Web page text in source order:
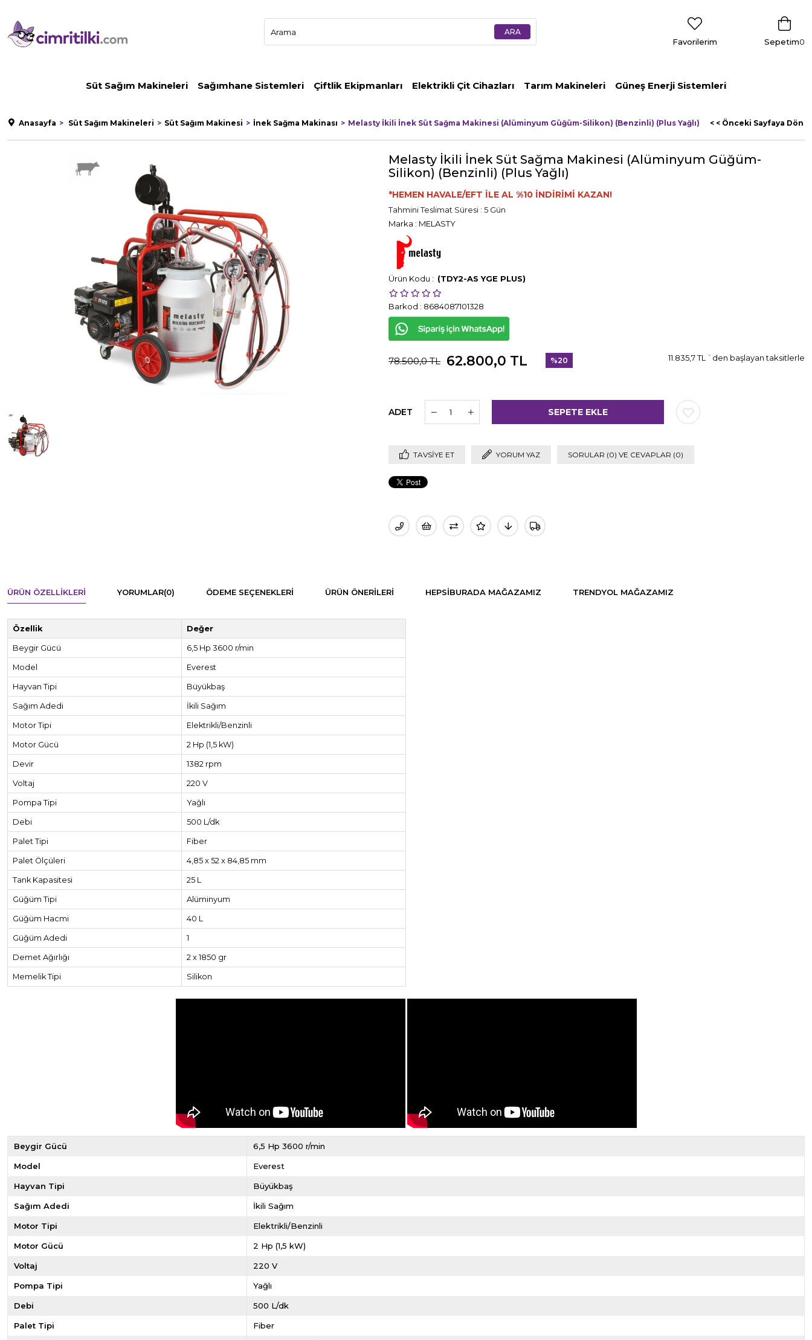
Sepetim0
Favorilerim
Süt Sağım Makineleri Sağımhane Sistemleri Çiftlik Ekipmanları Elektrikli Çit Cihazları Tarım Makineleri Güneş Enerji Sistemleri
Anasayfa Süt Sağım Makineleri Süt Sağım Makinesi İnek Sağma Makinası Melasty İkili İnek Süt Sağma Makinesi (Alüminyum Güğüm-Silikon) (Benzinli) (Plus Yağlı) < < Önceki Sayfaya Dön
Melasty İkili İnek Süt Sağma Makinesi (Alüminyum Güğüm-
Silikon) (Benzinli) (Plus Yağlı)
*HEMEN HAVALE/EFT İLE AL %10 İNDİRİMİ KAZAN!
Tahmini Teslimat Süresi : 5 Gün
Marka : MELASTY
(TDY2-AS YGE PLUS)
Barkod : 8684087101328
78.500,0 TL 62.800,0 TL %20
11.835,7 TL `den başlayan taksitlerle
ADET
TAVSIYE ET YORUM YAZ SORULAR (0) VE CEVAPLAR (0)
ÜRÜN ÖZELLIKLERI YORUMLAR(0) ÖDEME SEÇENEKLERI ÜRÜN ÖNERILERI HEPSIBURADA MAĞAZAMIZ TRENDYOL MAĞAZAMIZ
Özellik Değer
Beygir Gücü 6,5 Hp 3600 r/min
Model Everest
Hayvan Tipi Büyükbaş
Sağım Adedi İkili Sağım
Motor Tipi Elektrikli/Benzinli
Motor Gücü 2 Hp (1,5 kW)
Devir 1382 rpm
Voltaj 220 V
Pompa Tipi Yağlı
Debi 500 L/dk
Palet Tipi Fiber
Palet Ölçüleri 4,85 x 52 x 84,85 mm
Tank Kapasitesi 25 L
Güğüm Tipi Alüminyum
Güğüm Hacmi 40 L
Güğüm Adedi 1
Demet Ağırlığı 2 x 1850 gr
Memelik Tipi Silikon
Beygir Gücü 6,5 Hp 3600 r/min
Model Everest
Hayvan Tipi Büyükbaş
Sağım Adedi İkili Sağım
Motor Tipi Elektrikli/Benzinli
Motor Gücü 2 Hp (1,5 kW)
Voltaj 220 V
Pompa Tipi Yağlı
Debi 500 L/dk
Palet Tipi Fiber